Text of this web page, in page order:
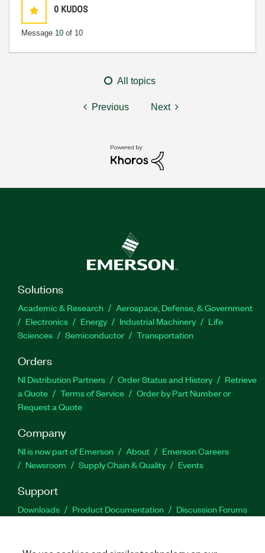
0 KUDOS
Message 10 of 10
All topics
Previous Next
Solutions
Academic & Research
Aerospace, Defense, & Government
Electronics
Energy Industrial Machinery
Life
Sciences
Semiconductor Transportation
Orders
NI Distribution Partners Order Status and History
Retrieve
a Quote
Terms of Service
Order by Part Number or
Request a Quote
Company
NI is now part of Emerson About
Emerson Careers
Newsroom
Supply Chain & Quality Events
Support
Downloads Product Documentation
Discussion Forums